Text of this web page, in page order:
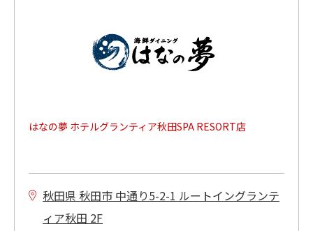
単品飲み放題あり※
焼肉が食べられる
本格洋食が食べられる
もんじゃ焼きが食べられる
はなの夢 ホテルグランティア秋田SPA RESORT店
秋田県 秋田市 中通り5-2-1 ルートイングランテ
ィア秋田 2F